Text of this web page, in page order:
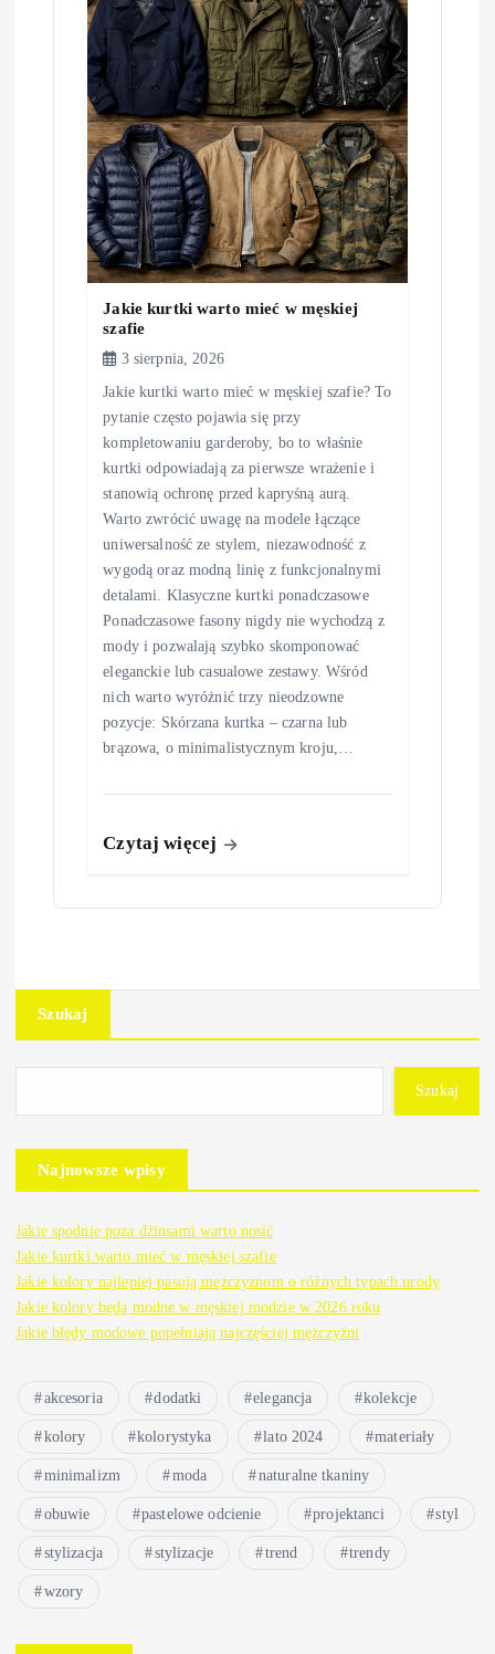
Jakie kurtki warto mieć w męskiej
szafie
3 sierpnia, 2026
Jakie kurtki warto mieć w męskiej szafie? To
pytanie często pojawia się przy
kompletowaniu garderoby, bo to właśnie
kurtki odpowiadają za pierwsze wrażenie i
stanowią ochronę przed kapryśną aurą.
Warto zwrócić uwagę na modele łączące
uniwersalność ze stylem, niezawodność z
wygodą oraz modną linię z funkcjonalnymi
detalami. Klasyczne kurtki ponadczasowe
Ponadczasowe fasony nigdy nie wychodzą z
mody i pozwalają szybko skomponować
eleganckie lub casualowe zestawy. Wśród
nich warto wyróżnić trzy nieodzowne
pozycje: Skórzana kurtka – czarna lub
brązowa, o minimalistycznym kroju,…
Czytaj więcej
Szukaj
Szukaj
Najnowsze wpisy
Jakie spodnie poza dżinsami warto nosić
Jakie kurtki warto mieć w męskiej szafie
Jakie kolory najlepiej pasują mężczyznom o różnych typach urody
Jakie kolory będą modne w męskiej modzie w 2026 roku
Jakie błędy modowe popełniają najczęściej mężczyźni
akcesoria dodatki elegancja kolekcje
kolory kolorystyka lato 2024 materiały
minimalizm moda naturalne tkaniny
obuwie pastelowe odcienie projektanci styl
stylizacja stylizacje trend trendy
wzory